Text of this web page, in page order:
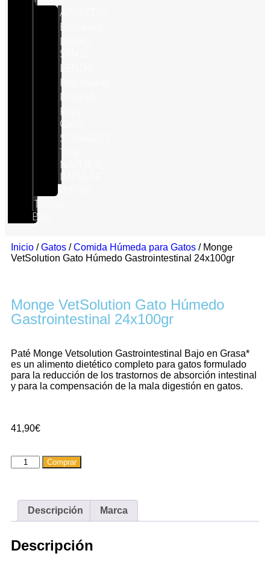
APPETTYS
Bioiberica
SENSE
Pharmadiet
PURINA
Royal
Canin
STANGEST
NATURAL
Blog
Inicio /Gatos /Comida Húmeda para Gatos / Monge
VetSolution Gato Húmedo Gastrointestinal 24x100gr
Monge VetSolution Gato Húmedo
Gastrointestinal 24x100gr
Paté Monge Vetsolution Gastrointestinal Bajo en Grasa*
es un alimento dietético completo para gatos formulado
para la reducción de los trastornos de absorción intestinal
y para la compensación de la mala digestión en gatos.
41,90€
Comprar
Descripción Marca
Descripción